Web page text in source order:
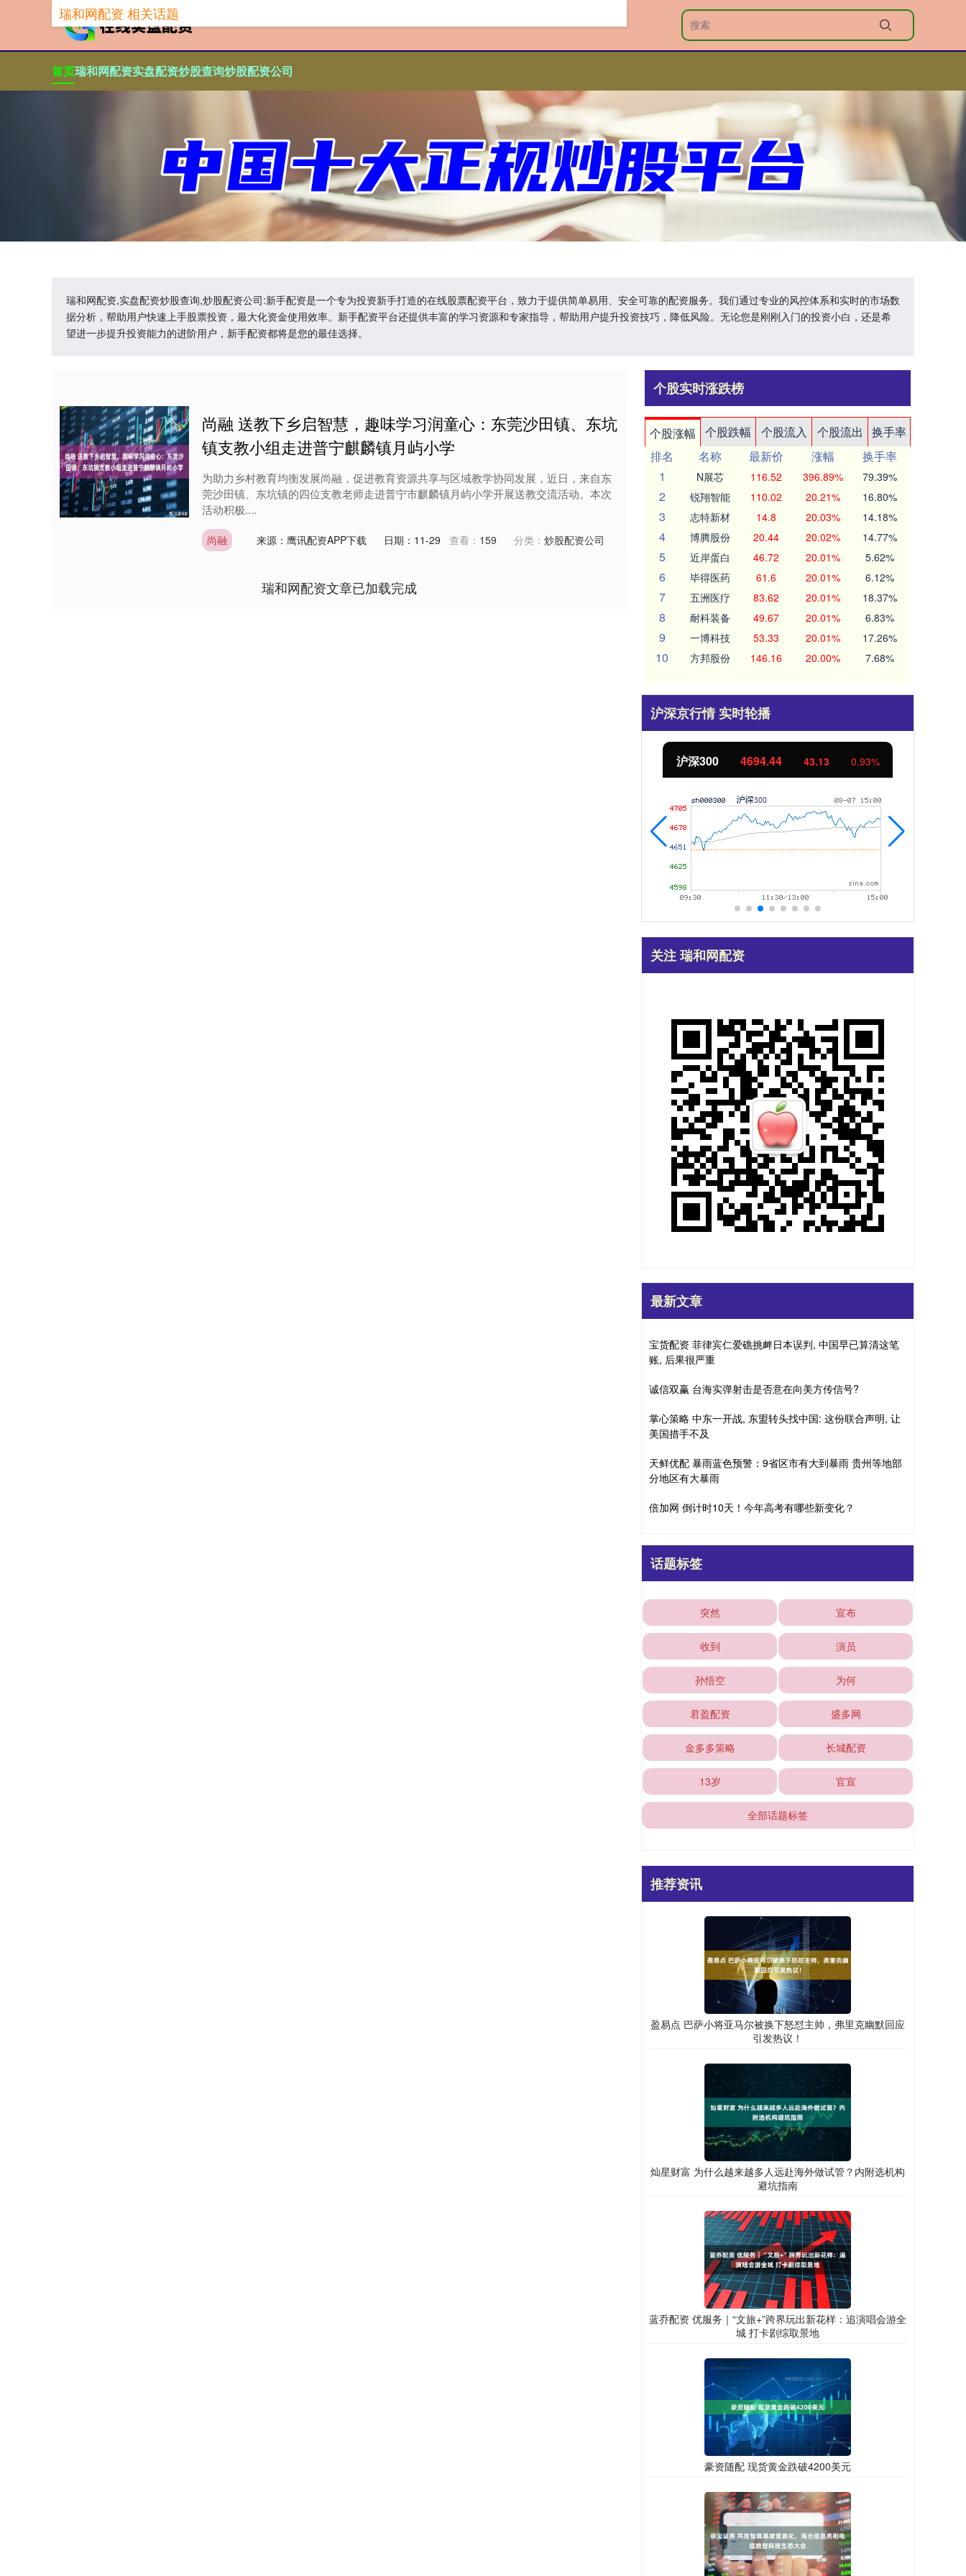
首页瑞和网配资实盘配资炒股查询炒股配资公司
瑞和网配资,实盘配资炒股查询,炒股配资公司:新手配资是一个专为投资新手打造的在线股票配资平台，致力于提供简单易用、安全可靠的配资服务。我们通过专业的风控体系和实时的市场数
据分析，帮助用户快速上手股票投资，最大化资金使用效率。新手配资平台还提供丰富的学习资源和专家指导，帮助用户提升投资技巧，降低风险。无论您是刚刚入门的投资小白，还是希
望进一步提升投资能力的进阶用户，新手配资都将是您的最佳选择。
瑞和网配资 相关话题
尚融 送教下乡启智慧，趣味学习润童心：东莞沙田镇、东坑
镇支教小组走进普宁麒麟镇月屿小学
为助力乡村教育均衡发展尚融，促进教育资源共享与区域教学协同发展，近日，来自东
莞沙田镇、东坑镇的四位支教老师走进普宁市麒麟镇月屿小学开展送教交流活动。本次
活动积极....
尚融 来源：鹰讯配资APP下载 日期：11-29 查看： 159 分类： 炒股配资公司
瑞和网配资文章已加载完成
个股实时涨跌榜
个股涨幅 个股跌幅 个股流入 个股流出
换手率
排名
名称 最新价 涨幅
换手率
1
N展芯 116.52 396.89% 79.39%
2 锐翔智能 110.02 20.21% 16.80%
3 志特新材 14.8 20.03% 14.18%
4 博腾股份 20.44 20.02% 14.77%
5 近岸蛋白 46.72 20.01% 5.62%
6 毕得医药 61.6 20.01% 6.12%
7 五洲医疗 83.62 20.01% 18.37%
8 耐科装备 49.67 20.01% 6.83%
9 一博科技 53.33 20.01% 17.26%
10 方邦股份 146.16 20.00% 7.68%
沪深京行情 实时轮播
沪深300 4694.44 43.13 0.93%
关注 瑞和网配资
最新文章
宝货配资 菲律宾仁爱礁挑衅日本误判, 中国早已算清这笔
账, 后果很严重
诚信双赢 台海实弹射击是否意在向美方传信号?
掌心策略 中东一开战, 东盟转头找中国: 这份联合声明, 让
美国措手不及
天鲜优配 暴雨蓝色预警：9省区市有大到暴雨 贵州等地部
分地区有大暴雨
倍加网 倒计时10天！今年高考有哪些新变化？
话题标签
突然 宣布
收到 演员
孙悟空 为何
君盈配资 盛多网
金多多策略 长城配资
13岁 官宣
全部话题标签
推荐资讯
盈易点 巴萨小将亚马尔被换下怒怼主帅，弗里克幽默回应
引发热议！
灿星财富 为什么越来越多人远赴海外做试管？内附选机构
避坑指南
蓝乔配资 优服务｜“文旅+”跨界玩出新花样：追演唱会游全
城 打卡剧综取景地
豪资随配 现货黄金跌破4200美元